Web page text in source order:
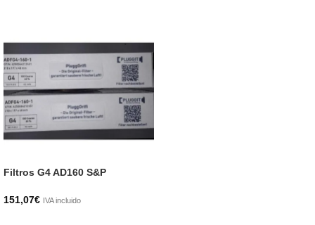
Filtros G4 AD160 S&P
151,07€ IVA incluido